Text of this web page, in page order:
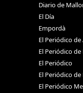
Diario de
El Día
Empordà
El Periódico
El Periódico de
El Periódico
El Periódico
El Periódico